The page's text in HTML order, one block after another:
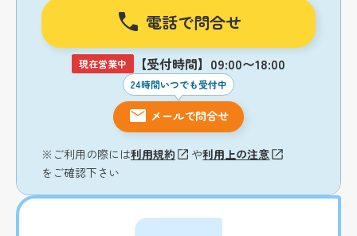
電話で問合せ
現在営業中 【受付時間】09:00〜18:00
24時間いつでも受付中
メールで問合せ
※ご利用の際には利用規約 や利用上の注意
をご確認下さい